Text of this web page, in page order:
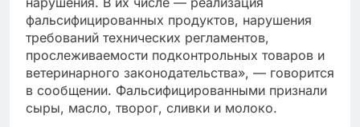
фальсифицированных продуктов, нарушения
требований технических регламентов,
прослеживаемости подконтрольных товаров и
ветеринарного законодательства», — говорится
в сообщении. Фальсифицированными признали
сыры, масло, творог, сливки и молоко.